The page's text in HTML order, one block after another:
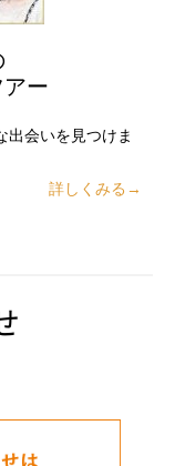
ー
出会いを見つけま
詳しくみる→